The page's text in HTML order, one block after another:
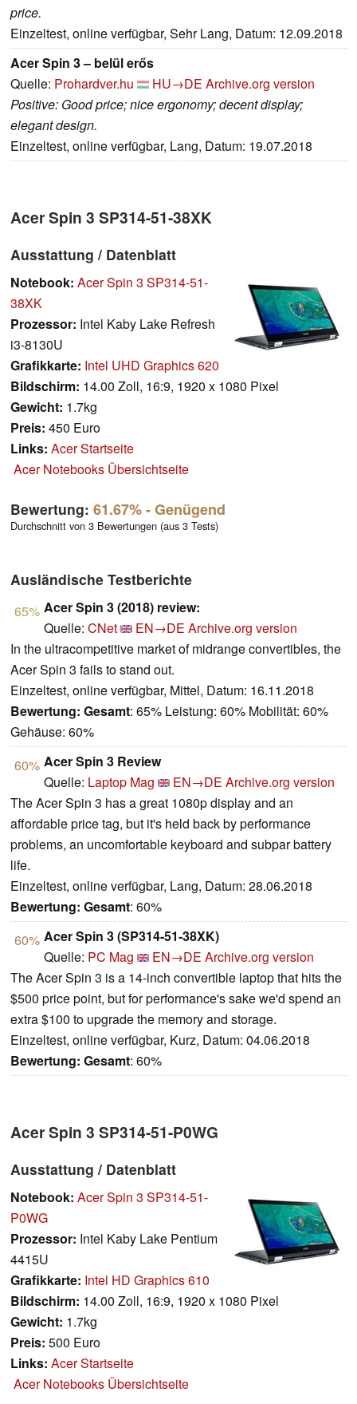
price.
Einzeltest, online verfügbar, Sehr Lang, Datum: 12.09.2018
Acer Spin 3 – belül erős
Quelle: Prohardver.hu HU→DE Archive.org version
Positive: Good price; nice ergonomy; decent display;
elegant design.
Einzeltest, online verfügbar, Lang, Datum: 19.07.2018
Acer Spin 3 SP314-51-38XK
Ausstattung / Datenblatt
Notebook: Acer Spin 3 SP314-51-
38XK
Prozessor: Intel Kaby Lake Refresh
i3-8130U
Grafikkarte: Intel UHD Graphics 620
Bildschirm: 14.00 Zoll, 16:9, 1920 x 1080 Pixel
Gewicht: 1.7kg
Preis: 450 Euro
Links: Acer Startseite
Acer Notebooks Übersichtseite
Bewertung: 61.67%- Genügend
Durchschnitt von 3 Bewertungen (aus 3 Tests)
Ausländische Testberichte
65% Acer Spin 3 (2018) review:
Quelle: CNet EN→DE Archive.org version
In the ultracompetitive market of midrange convertibles, the
Acer Spin 3 fails to stand out.
Einzeltest, online verfügbar, Mittel, Datum: 16.11.2018
Bewertung: Gesamt: 65% Leistung: 60% Mobilität: 60%
Gehäuse: 60%
60% Acer Spin 3 Review
Quelle: Laptop Mag EN→DE Archive.org version
The Acer Spin 3 has a great 1080p display and an
affordable price tag, but it's held back by performance
problems, an uncomfortable keyboard and subpar battery
life.
Einzeltest, online verfügbar, Lang, Datum: 28.06.2018
Bewertung: Gesamt: 60%
60% Acer Spin 3 (SP314-51-38XK)
Quelle: PC Mag EN→DE Archive.org version
The Acer Spin 3 is a 14-inch convertible laptop that hits the
$500 price point, but for performance's sake we'd spend an
extra $100 to upgrade the memory and storage.
Einzeltest, online verfügbar, Kurz, Datum: 04.06.2018
Bewertung: Gesamt: 60%
Acer Spin 3 SP314-51-P0WG
Ausstattung / Datenblatt
Notebook: Acer Spin 3 SP314-51-
P0WG
Prozessor: Intel Kaby Lake Pentium
4415U
Grafikkarte: Intel HD Graphics 610
Bildschirm: 14.00 Zoll, 16:9, 1920 x 1080 Pixel
Gewicht: 1.7kg
Preis: 500 Euro
Links: Acer Startseite
Acer Notebooks Übersichtseite